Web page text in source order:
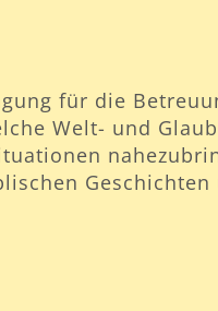
für die
Welt- und